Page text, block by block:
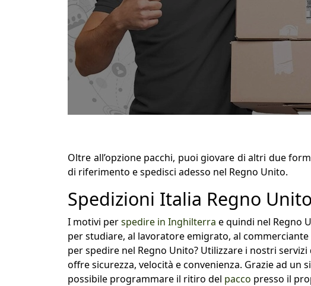
Oltre all’opzione pacchi, puoi giovare di altri due
di riferimento e spedisci adesso nel Regno Unito.
Spedizioni Italia Regno
I motivi perspedire in Inghilterra e quindi nel Regno
per studiare, al lavoratore emigrato, al
per spedire nel Regno Unito? Utilizzare i nostri
offre sicurezza, velocità e convenienza. Grazie ad un
possibile programmare il ritiro del pacco presso il